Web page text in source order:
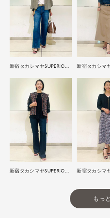
もっ